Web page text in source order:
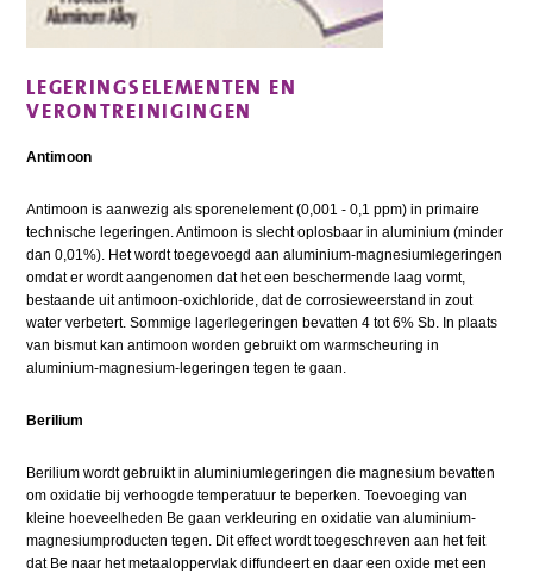
LEGERINGSELEMENTEN EN
VERONTREINIGINGEN
Antimoon
Antimoon is aanwezig als sporenelement (0,001 - 0,1 ppm) in primaire
technische legeringen. Antimoon is slecht oplosbaar in aluminium (minder
dan 0,01%). Het wordt toegevoegd aan aluminium-magnesiumlegeringen
omdat er wordt aangenomen dat het een beschermende laag vormt,
bestaande uit antimoon-oxichloride, dat de corrosieweerstand in zout
water verbetert. Sommige lagerlegeringen bevatten 4 tot 6% Sb. In plaats
van bismut kan antimoon worden gebruikt om warmscheuring in
aluminium-magnesium-legeringen tegen te gaan.
Berilium
Berilium wordt gebruikt in aluminiumlegeringen die magnesium bevatten
om oxidatie bij verhoogde temperatuur te beperken. Toevoeging van
kleine hoeveelheden Be gaan verkleuring en oxidatie van aluminium-
magnesiumproducten tegen. Dit effect wordt toegeschreven aan het feit
dat Be naar het metaaloppervlak diffundeert en daar een oxide met een